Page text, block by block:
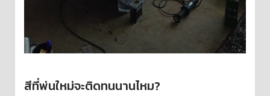
สีที่พ่นใหม่จะติดทนนานไหม?